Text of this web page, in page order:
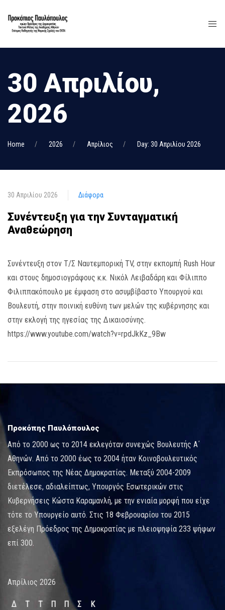
30 Απριλίου,
2026
Home 2026 Απρίλιος Day: 30 Απριλίου 2026
30 Απριλίου 2026 Διάφορα
Συνέντευξη για την Συνταγματική
Αναθεώρηση
Συνέντευξη στον Τ/Σ Ναυτεμπορική TV, στην εκπομπή Rush Hour
και στους δημοσιογράφους κ.κ. Νικόλ Λειβαδάρη και Φίλιππο
Φιλιππακόπουλο με έμφαση στο ασυμβίβαστο Υπουργού και
Βουλευτή, στην ποινική ευθύνη των μελών της κυβέρνησης και
στην εκλογή της ηγεσίας της Δικαιοσύνης.
https://www.youtube.com/watch?v=rpdJkKz_9Bw
Προκόπης Παυλόπουλος
Από το 2000 ως το 2014 εκλεγόταν συνεχώς Βουλευτής Α΄
Αθηνών. Από το 2000 έως το 2004 ήταν Κοινοβουλευτικός
Εκπρόσωπος της Νέας Δημοκρατίας. Μεταξύ 2004-2009
διετέλεσε, αδιαλείπτως, Υπουργός Εσωτερικών στις
Κυβερνήσεις Κώστα Καραμανλή, με την ενιαία μορφή που είχε
τότε το Υπουργείο αυτό. Στις 18 Φεβρουαρίου του 2015
εξελέγη Πρόεδρος της Δημοκρατίας με πλειοψηφία 233 ψήφων
επί 300.
Απρίλιος 2026
Δ Τ Τ Π Π Σ Κ